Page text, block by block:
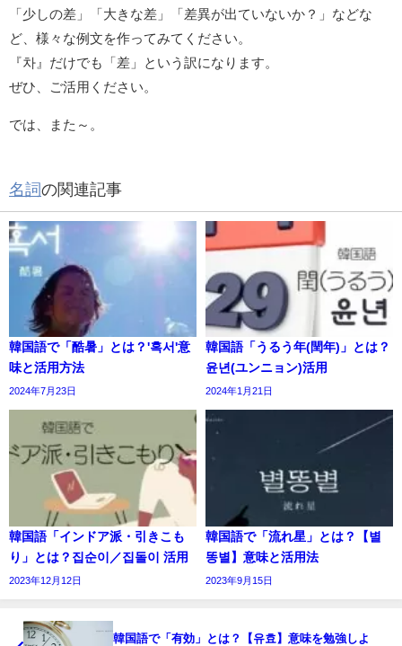
「少しの差」「大きな差」「差異が出ていないか？」などな
ど、様々な例文を作ってみてください。
『차』だけでも「差」という訳になります。
ぜひ、ご活用ください。
では、また～。
名詞の関連記事
韓国語で「酷暑」とは？'혹서'意
味と活用方法
2024年7月23日
韓国語「うるう年(閏年)」とは？
윤년(ユンニョン)活用
2024年1月21日
韓国語「インドア派・引きこも
り」とは？집순이／집돌이 活用
2023年12月12日
韓国語で「流れ星」とは？【별
똥별】意味と活用法
2023年9月15日
韓国語で「有効」とは？【유효】意味を勉強しよ